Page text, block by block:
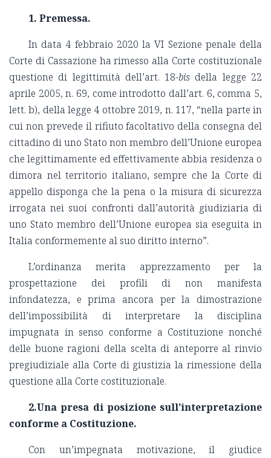
1. Premessa.
In data 4 febbraio 2020 la VI Sezione penale della
Corte di Cassazione ha rimesso alla Corte costituzionale
questione di legittimità dell’art. 18-bis della legge 22
aprile 2005, n. 69, come introdotto dall’art. 6, comma 5,
lett. b), della legge 4 ottobre 2019, n. 117, “nella parte in
cui non prevede il rifiuto facoltativo della consegna del
cittadino di uno Stato non membro dell’Unione europea
che legittimamente ed effettivamente abbia residenza o
dimora nel territorio italiano, sempre che la Corte di
appello disponga che la pena o la misura di sicurezza
irrogata nei suoi confronti dall’autorità giudiziaria di
uno Stato membro dell’Unione europea sia eseguita in
Italia conformemente al suo diritto interno”.
L’ordinanza merita apprezzamento per la
prospettazione dei profili di non manifesta
infondatezza, e prima ancora per la dimostrazione
dell’impossibilità di interpretare la disciplina
impugnata in senso conforme a Costituzione nonché
delle buone ragioni della scelta di anteporre al rinvio
pregiudiziale alla Corte di giustizia la rimessione della
questione alla Corte costituzionale.
2.Una presa di posizione sull’interpretazione
conforme a Costituzione.
Con un’impegnata motivazione, il giudice